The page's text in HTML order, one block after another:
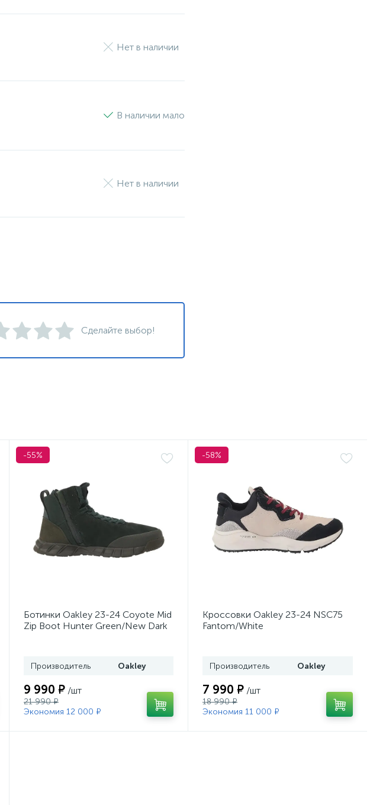
Нет в наличии
В наличии мало
Нет в наличии
Сделайте выбор!
-55%
Ботинки Oakley 23-24 Coyote Mid
Zip Boot Hunter Green/New Dark
Производитель Oakley
9 990 ₽ /шт
21 990 ₽
Экономия 12 000 ₽
-58%
Кроссовки Oakley 23-24 NSC75
Fantom/White
Производитель Oakley
7 990 ₽ /шт
18 990 ₽
Экономия 11 000 ₽